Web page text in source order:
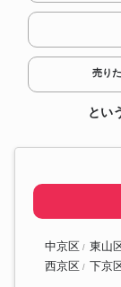
売り
とい
中京区 東山
西京区
下京